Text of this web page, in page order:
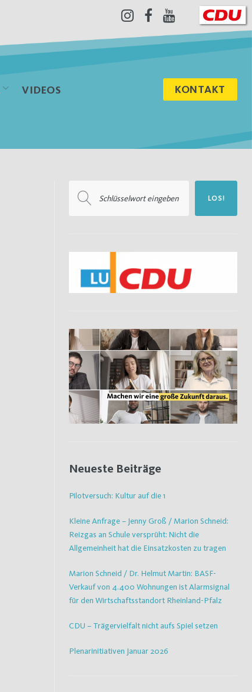
Instagram
Facebook
Youtube
VIDEOS KONTAKT
nach:
LOS!
Neueste Beiträge
Pilotversuch: Kultur auf die 1
Kleine Anfrage – Jenny Groß / Marion Schneid:
Reizgas an Schule versprüht: Nicht die
Allgemeinheit hat die Einsatzkosten zu tragen
Marion Schneid / Dr. Helmut Martin: BASF-
Verkauf von 4.400 Wohnungen ist Alarmsignal
für den Wirtschaftsstandort Rheinland-Pfalz
CDU – Trägervielfalt nicht aufs Spiel setzen
Plenarinitiativen Januar 2026